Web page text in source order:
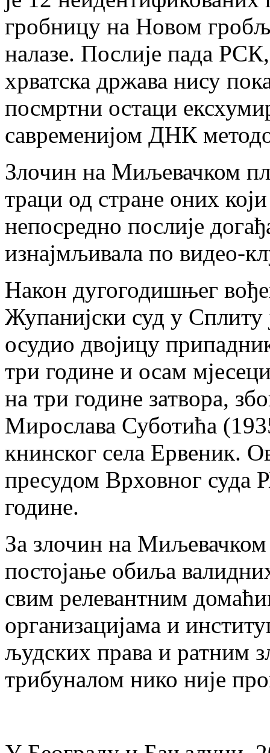
гробницу на Новом
налазе. Послије пада
хрватска држава нису
посмртни остаци
савременијом ДНК
Злочин на Миљевачком
траци од стране оних
непосредно послије
изнајмљивала по видео-
Након дугогодишњег
Жупанијски суд у Сплиту
осудио двојицу
три године и осам
на три године затвора,
Мирослава Суботића
книнског села Ервеник.
пресудом Врховног суда
године.
За злочин на Миљевачком
постојање обиља
свим релевантним
организацијама и
људских права и ратним
трибуналом нико није